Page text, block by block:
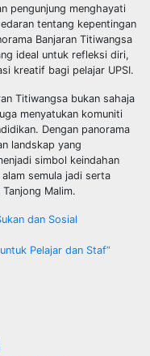
pengunjung menghayati
tentang kepentingan
Banjaran Titiwangsa
ideal untuk refleksi diri,
kreatif bagi pelajar UPSI.
Titiwangsa bukan sahaja
menyatukan komuniti
Dengan panorama
landskap yang
simbol keindahan
semula jadi serta
Malim.
dan Sosial
Pelajar dan Staf”